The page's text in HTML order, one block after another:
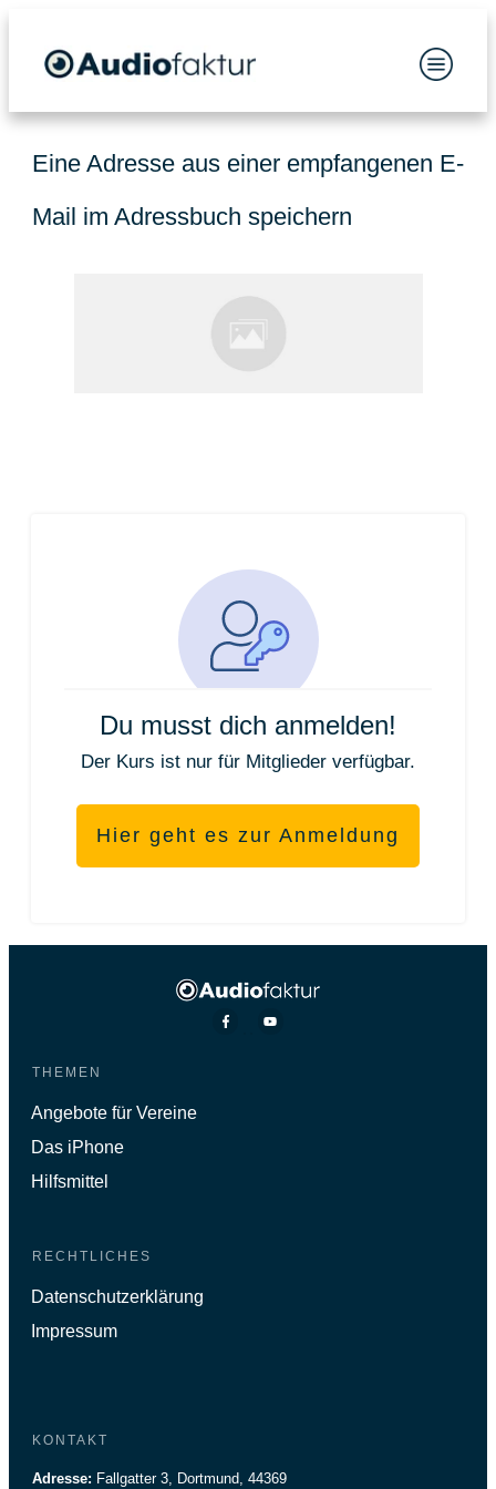
Eine Adresse aus einer empfangenen E-
Mail im Adressbuch speichern
Du musst dich anmelden!
Der Kurs ist nur für Mitglieder verfügbar.
Hier geht es zur Anmeldung
THEMEN
Angebote für Vereine
Das iPhone
Hilfsmittel
RECHTLICHES
Datenschutzerklärung
Impressum
KONTAKT
Adresse: Fallgatter 3, Dortmund, 44369